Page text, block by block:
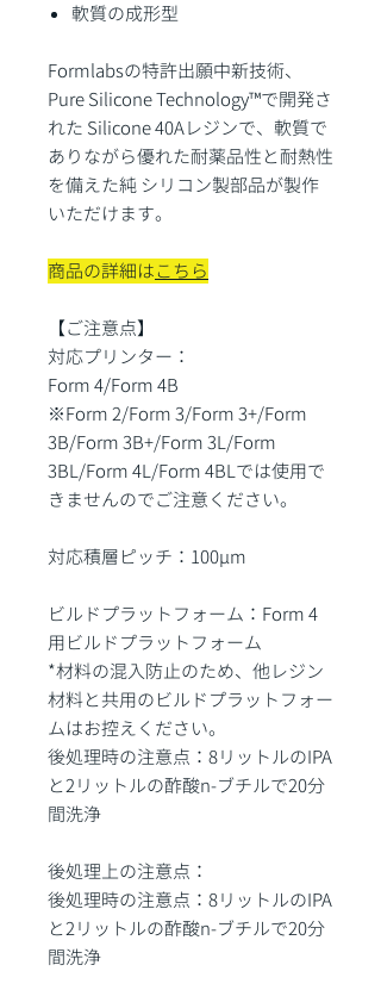
軟質の成形型
Formlabsの特許出願中新技術、
Pure Silicone Technology™で開発さ
れた Silicone 40Aレジンで、軟質で
ありながら優れた耐薬品性と耐熱性
を備えた純 シリコン製部品が製作
いただけます。
商品の詳細はこちら
【ご注意点】
対応プリンター：
Form 4/Form 4B
※Form 2/Form 3/Form 3+/Form
3B/Form 3B+/Form 3L/Form
3BL/Form 4L/Form 4BLでは使用で
きませんのでご注意ください。
対応積層ピッチ：100μm
ビルドプラットフォーム：Form 4
用ビルドプラットフォーム
*材料の混入防止のため、他レジン
材料と共用のビルドプラットフォー
ムはお控えください。
後処理時の注意点：8リットルのIPA
と2リットルの酢酸n-ブチルで20分
間洗浄
後処理上の注意点：
後処理時の注意点：8リットルのIPA
と2リットルの酢酸n-ブチルで20分
間洗浄